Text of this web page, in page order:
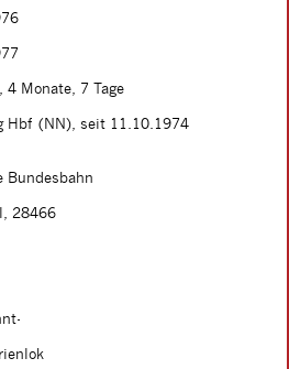
4 Monate, 7 Tage
Hbf (NN), seit 11.10.1974
Bundesbahn
28466